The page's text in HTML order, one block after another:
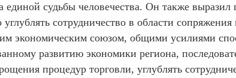
единой судьбы человечества. Он также выразил
сотрудничество в области
экономическим союзом, общими усилиями
развитию экономики региона,
процедур торговли, углублять